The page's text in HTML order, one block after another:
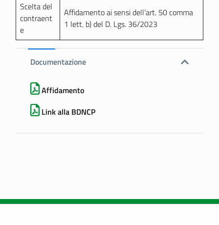
Scelta del
contraent
e
Affidamento ai sensi dell’art. 50 comma
1 lett. b) del D. Lgs. 36/2023
Documentazione
Affidamento
Link alla BDNCP